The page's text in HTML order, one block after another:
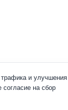
и улучшения
на сбор